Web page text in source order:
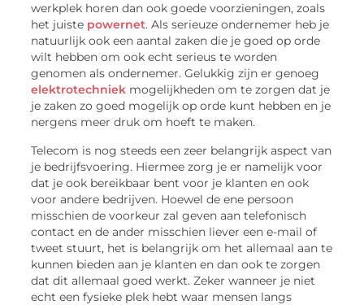
werkplek horen dan ook goede voorzieningen, zoals
het juiste powernet. Als serieuze ondernemer heb je
natuurlijk ook een aantal zaken die je goed op orde
wilt hebben om ook echt serieus te worden
genomen als ondernemer. Gelukkig zijn er genoeg
elektrotechniek mogelijkheden om te zorgen dat je
je zaken zo goed mogelijk op orde kunt hebben en je
nergens meer druk om hoeft te maken.
Telecom is nog steeds een zeer belangrijk aspect van
je bedrijfsvoering. Hiermee zorg je er namelijk voor
dat je ook bereikbaar bent voor je klanten en ook
voor andere bedrijven. Hoewel de ene persoon
misschien de voorkeur zal geven aan telefonisch
contact en de ander misschien liever een e-mail of
tweet stuurt, het is belangrijk om het allemaal aan te
kunnen bieden aan je klanten en dan ook te zorgen
dat dit allemaal goed werkt. Zeker wanneer je niet
echt een fysieke plek hebt waar mensen langs